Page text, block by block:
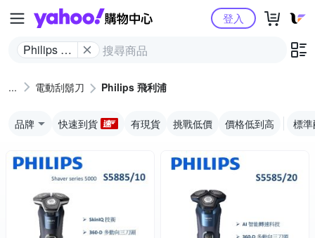
Yahoo購物中心
Philips 飛
登入
電動刮鬍刀 Philips 飛利浦
品牌 快速到貨 有現貨 挑戰低價 價格低到高 標